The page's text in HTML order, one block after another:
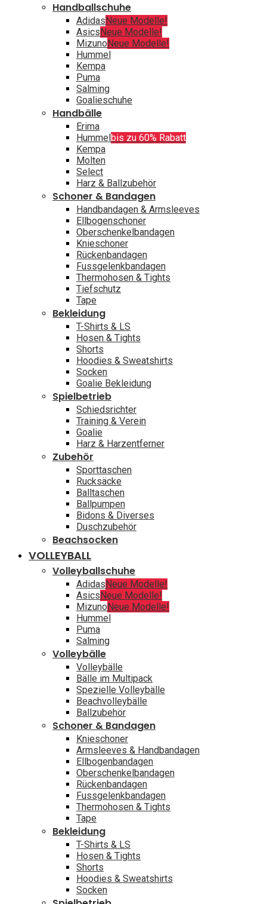
Handballschuhe
AdidasNeue Modelle!
AsicsNeue Modelle!
MizunoNeue Modelle!
Hummel
Kempa
Puma
Salming
Goalieschuhe
Handbälle
Erima
Hummelbis zu 60% Rabatt
Kempa
Molten
Select
Harz & Ballzubehör
Schoner & Bandagen
Handbandagen & Armsleeves
Ellbogenschoner
Oberschenkelbandagen
Knieschoner
Rückenbandagen
Fussgelenkbandagen
Thermohosen & Tights
Tiefschutz
Tape
Bekleidung
T-Shirts & LS
Hosen & Tights
Shorts
Hoodies & Sweatshirts
Socken
Goalie Bekleidung
Spielbetrieb
Schiedsrichter
Training & Verein
Goalie
Harz & Harzentferner
Zubehör
Sporttaschen
Rucksäcke
Balltaschen
Ballpumpen
Bidons & Diverses
Duschzubehör
Beachsocken
VOLLEYBALL
Volleyballschuhe
AdidasNeue Modelle!
AsicsNeue Modelle!
MizunoNeue Modelle!
Hummel
Puma
Salming
Volleybälle
Volleybälle
Bälle im Multipack
Spezielle Volleybälle
Beachvolleybälle
Ballzubehör
Schoner & Bandagen
Knieschoner
Armsleeves & Handbandagen
Ellbogenbandagen
Oberschenkelbandagen
Rückenbandagen
Fussgelenkbandagen
Thermohosen & Tights
Tape
Bekleidung
T-Shirts & LS
Hosen & Tights
Shorts
Hoodies & Sweatshirts
Socken